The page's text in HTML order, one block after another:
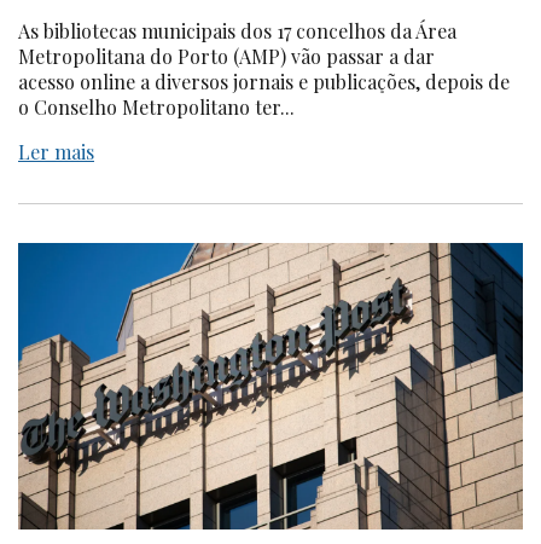
As bibliotecas municipais dos 17 concelhos da Área
Metropolitana do Porto (AMP) vão passar a dar
acesso online a diversos jornais e publicações, depois de
o Conselho Metropolitano ter...
Ler mais